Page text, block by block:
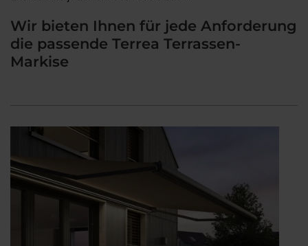
Wir bieten Ihnen für jede Anforderung
die passende Terrea Terrassen-
Markise